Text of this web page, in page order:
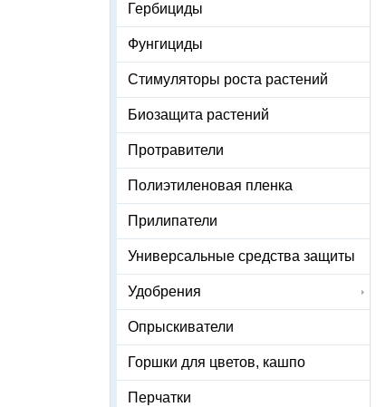
Гербициды
Фунгициды
Стимуляторы роста растений
Биозащита растений
Протравители
Полиэтиленовая пленка
Прилипатели
Универсальные средства защиты
Удобрения
Опрыскиватели
Горшки для цветов, кашпо
Перчатки